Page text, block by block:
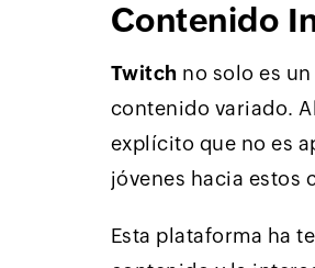
Contenido
Twitch no solo es
contenido variado.
explícito que no es
jóvenes hacia estos
Esta plataforma ha